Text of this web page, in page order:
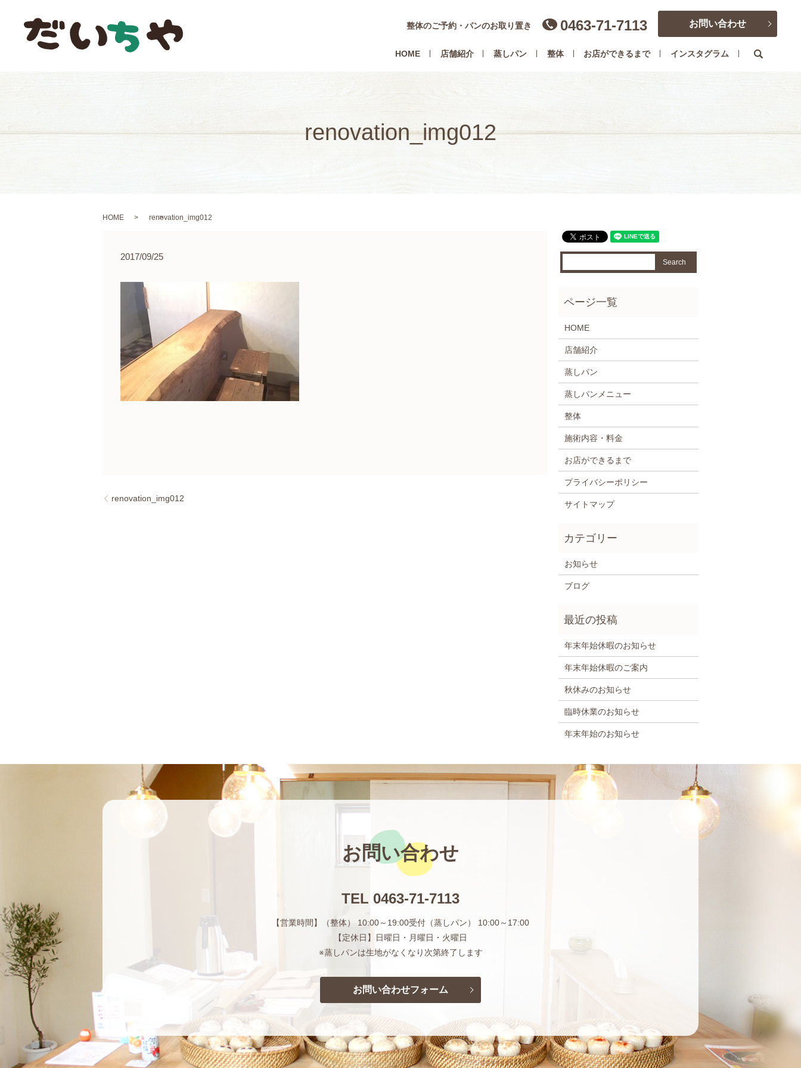
整体のご予約・パンのお取り置き 0463-71-7113 お問い合わせ
HOME 店舗紹介 蒸しパン 整体 お店ができるまで インスタグラム
renovation_img012
HOME renovation_img012
2017/09/25
renovation_img012
HOME
店舗紹介
蒸しパン
蒸しパンメニュー
整体
施術内容・料金
お店ができるまで
プライバシーポリシー
サイトマップ
お知らせ
ブログ
年末年始休暇のお知らせ
年末年始休暇のご案内
秋休みのお知らせ
臨時休業のお知らせ
年末年始のお知らせ
お問い合わせ
TEL 0463-71-7113
【営業時間】（整体） 10:00～19:00受付 （蒸しパン） 10:00～17:00
【定休日】日曜日・月曜日・火曜日
※蒸しパンは生地がなくなり次第終了します
お問い合わせフォーム